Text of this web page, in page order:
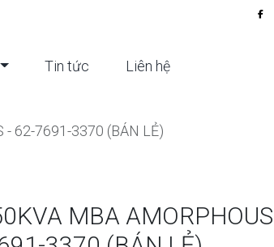
Tin tức Liên hệ
- 62-7691-3370 (BÁN LẺ)
MBA AMORPHOUS